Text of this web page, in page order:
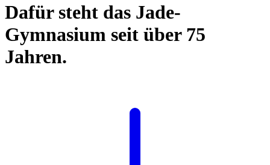
Dafür steht das Jade-
Gymnasium seit über 75
Jahren.